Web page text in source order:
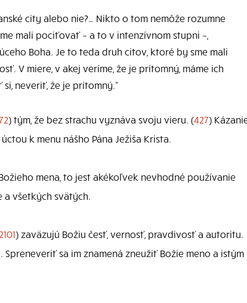
city alebo nie?… Nikto o tom nemôže rozumne
mali pociťovať – a to v intenzívnom stupni –,
Boha. Je to teda druh citov, ktoré by sme mali
V miere, v akej veríme, že je prítomný, máme ich
neveriť, že je prítomný.“
) tým, že bez strachu vyznáva svoju vieru. (427)
k menu nášho Pána Ježiša Krista.
mena, to jest akékoľvek nevhodné používanie
a všetkých svätých.
2101) zaväzujú Božiu česť, vernosť, pravdivosť a autoritu.
sa im znamená zneužiť Božie meno a istým